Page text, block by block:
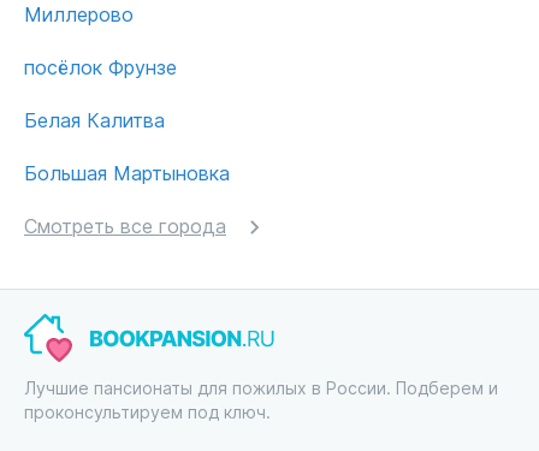
Миллерово
посёлок Фрунзе
Белая Калитва
Большая Мартыновка
Смотреть все города
Лучшие пансионаты для пожилых в России. Подберем и
проконсультируем под ключ.